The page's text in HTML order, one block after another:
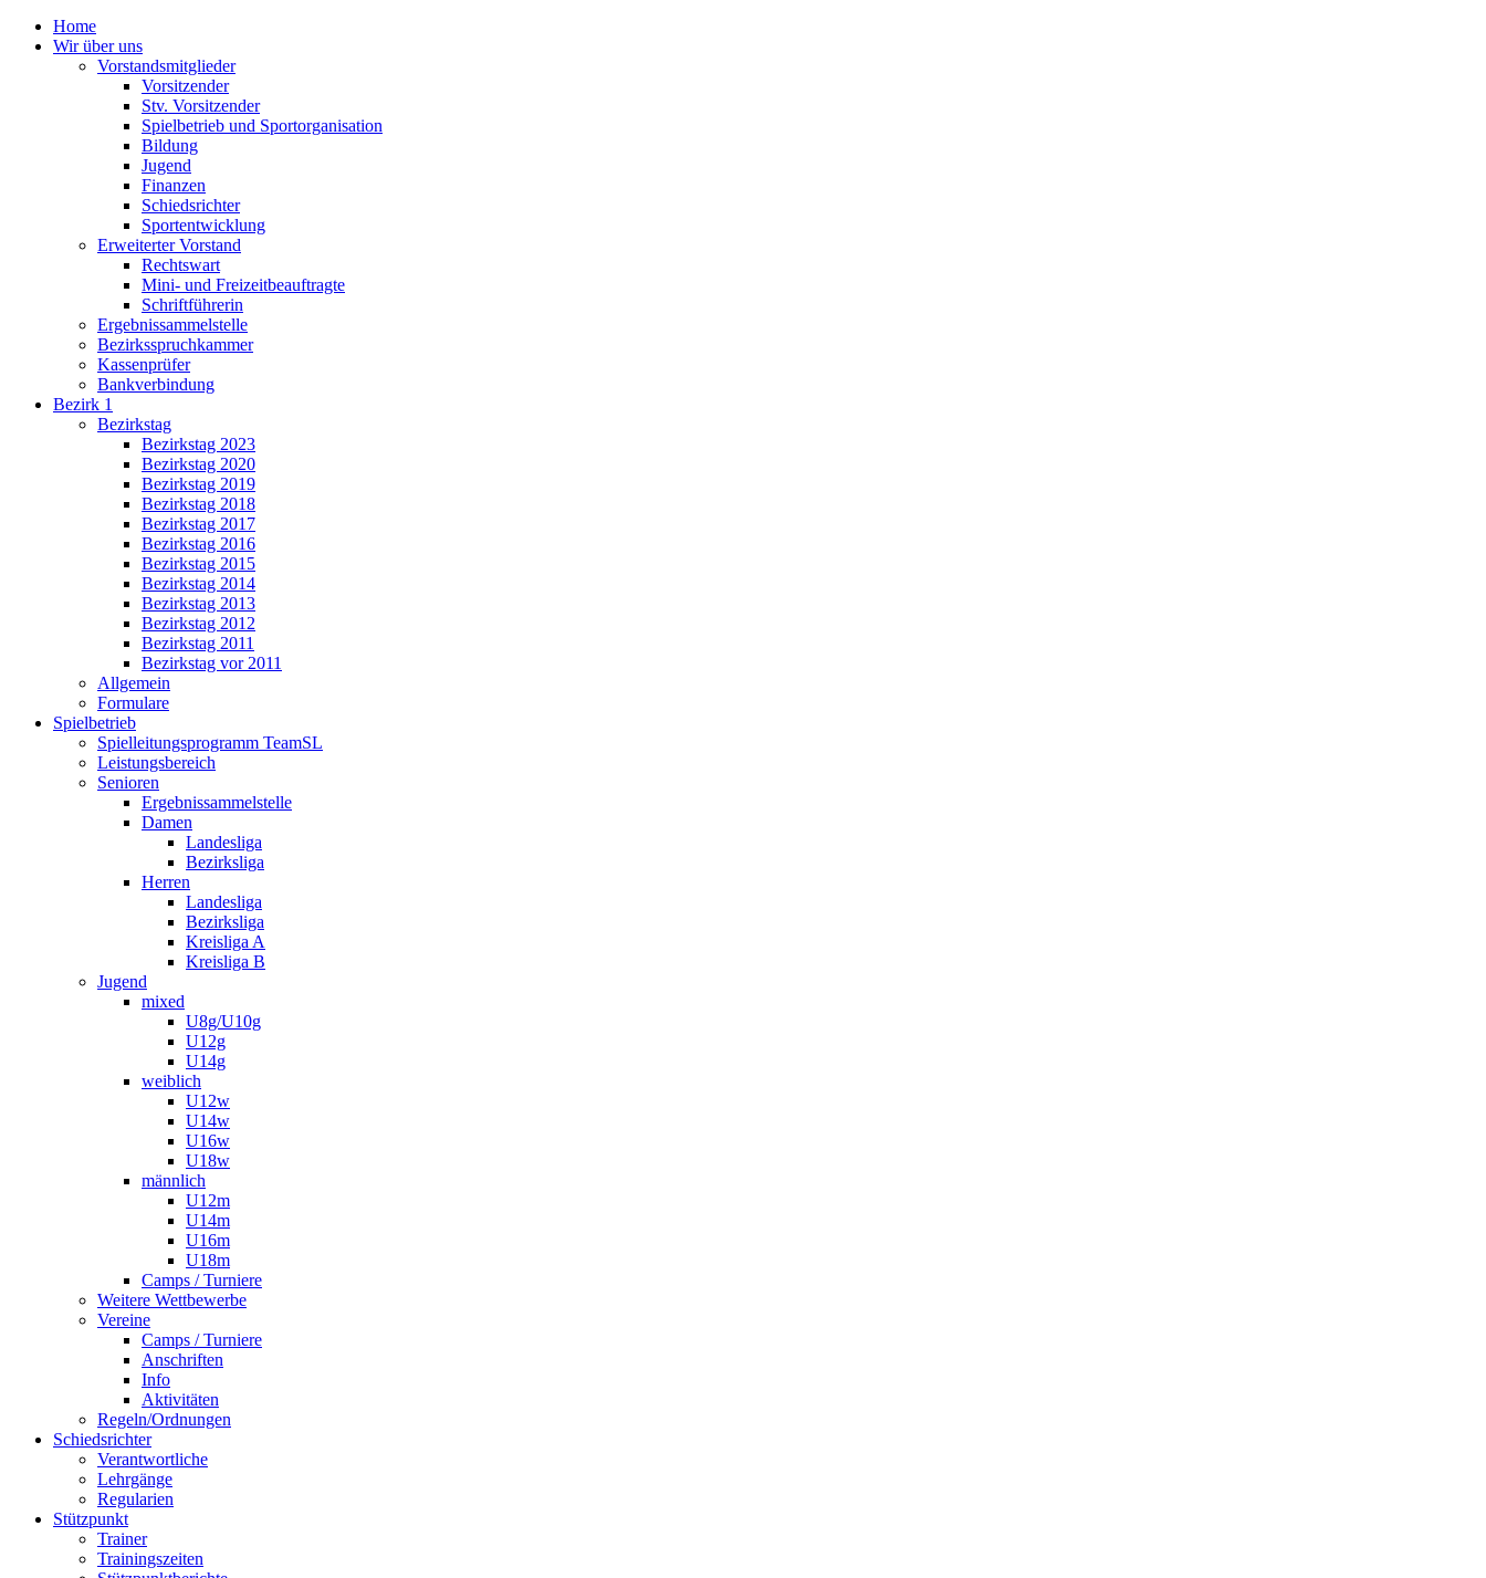
Home
Wir über uns
Vorstandsmitglieder
Vorsitzender
Stv. Vorsitzender
Spielbetrieb und Sportorganisation
Bildung
Jugend
Finanzen
Schiedsrichter
Sportentwicklung
Erweiterter Vorstand
Rechtswart
Mini- und Freizeitbeauftragte
Schriftführerin
Ergebnissammelstelle
Bezirksspruchkammer
Kassenprüfer
Bankverbindung
Bezirk 1
Bezirkstag
Bezirkstag 2023
Bezirkstag 2020
Bezirkstag 2019
Bezirkstag 2018
Bezirkstag 2017
Bezirkstag 2016
Bezirkstag 2015
Bezirkstag 2014
Bezirkstag 2013
Bezirkstag 2012
Bezirkstag 2011
Bezirkstag vor 2011
Allgemein
Formulare
Spielbetrieb
Spielleitungsprogramm TeamSL
Leistungsbereich
Senioren
Ergebnissammelstelle
Damen
Landesliga
Bezirksliga
Herren
Landesliga
Bezirksliga
Kreisliga A
Kreisliga B
Jugend
mixed
U8g/U10g
U12g
U14g
weiblich
U12w
U14w
U16w
U18w
männlich
U12m
U14m
U16m
U18m
Camps / Turniere
Weitere Wettbewerbe
Vereine
Camps / Turniere
Anschriften
Info
Aktivitäten
Regeln/Ordnungen
Schiedsrichter
Verantwortliche
Lehrgänge
Regularien
Stützpunkt
Trainer
Trainingszeiten